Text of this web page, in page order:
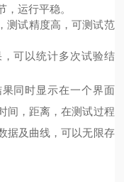
运行平稳。
测试精度高，可测试范
可以统计多次试验结
同时显示在一个界面
间，距离，在测试过程
据及曲线，可以无限存